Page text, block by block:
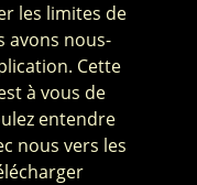
les limites de
avons nous-
Cette
à vous de
entendre
nous vers les